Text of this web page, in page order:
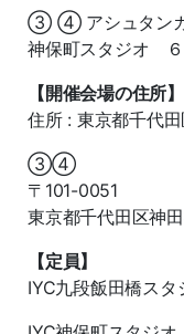
③ ④ アシュタンガ
神保町スタジオ
【開催会場の住所】
住所 : 東京都千代
③④
〒101-0051
東京都千代田区神
【定員】
IYC九段飯田橋ス